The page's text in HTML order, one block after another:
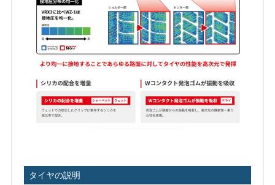
タイヤの説明